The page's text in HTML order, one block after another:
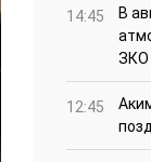
14:45
В
ЗКО
12:45